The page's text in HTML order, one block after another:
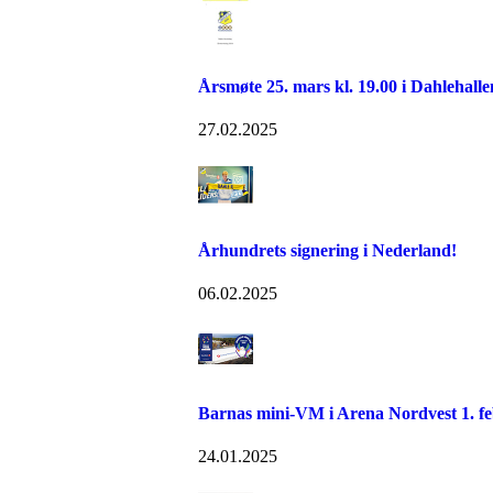
Årsmøte 25. mars kl. 19.00 i
27.02.2025
Århundrets signering i Nederland!
06.02.2025
Barnas mini-VM i Arena Nordvest 1.
24.01.2025